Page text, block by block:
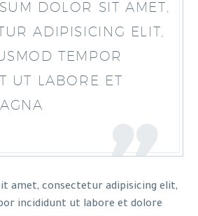
DOLOR SIT AMET,
ADIPISICING ELIT,
TEMPOR
UT LABORE ET
amet, consectetur adipisicing elit,
incididunt ut labore et dolore